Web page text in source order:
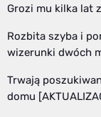
Grozi mu kilka lat
Rozbita szyba i
wizerunki dwóch
Trwają
domu